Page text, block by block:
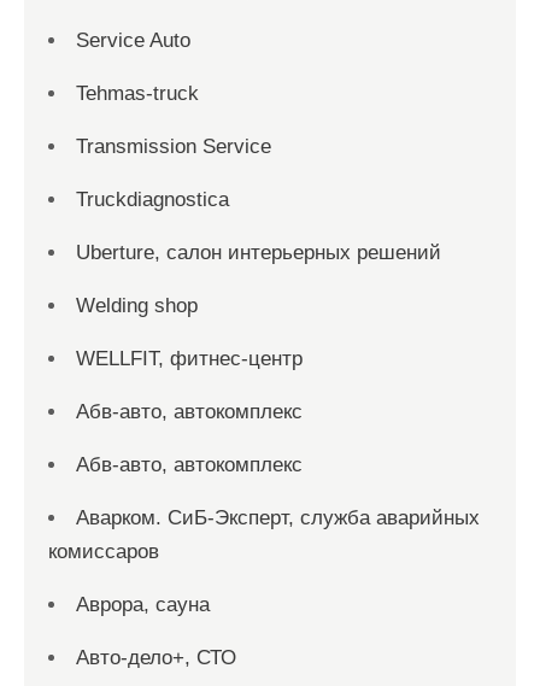
Service Auto
Tehmas-truck
Transmission Service
Truckdiagnostica
Uberture, салон интерьерных решений
Welding shop
WELLFIT, фитнес-центр
Абв-авто, автокомплекс
Абв-авто, автокомплекс
Аварком. СиБ-Эксперт, служба аварийных
комиссаров
Аврора, сауна
Авто-дело+, СТО